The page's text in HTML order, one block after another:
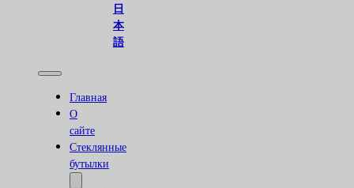
日
本
語
Главная
О
сайте
Стеклянные
бутылки